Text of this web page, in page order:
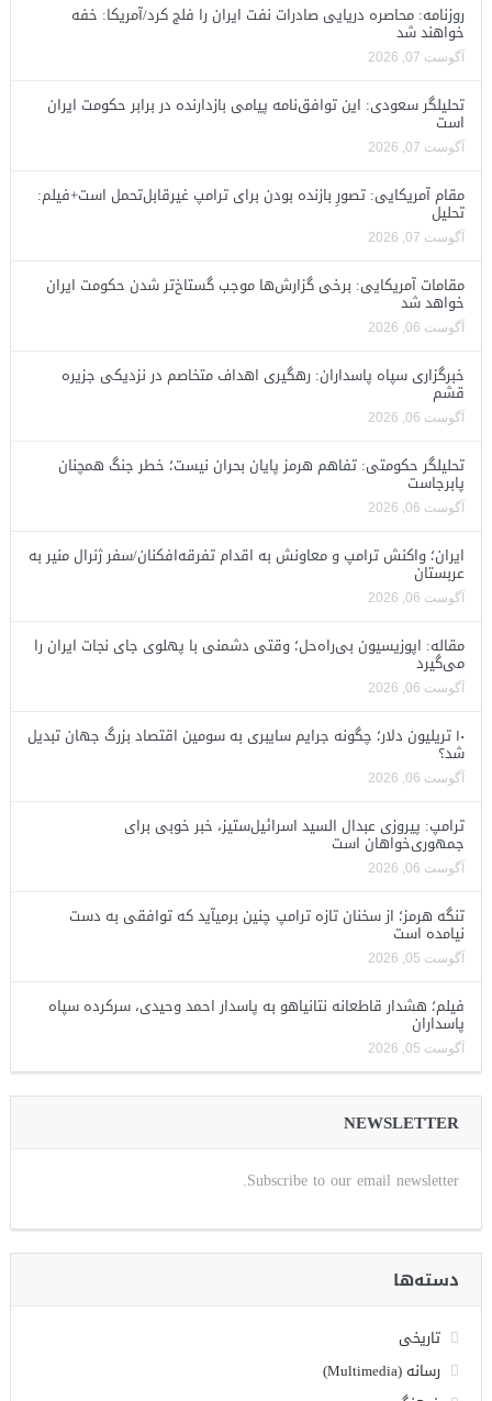
روزنامه: محاصره دریایی صادرات نفت ایران را فلج کرد/آمریکا: خفه
خواهند شد
آگوست 07, 2026
تحلیلگر سعودی: این توافق‌نامه پیامی بازدارنده در برابر حکومت ایران
است
آگوست 07, 2026
مقام آمریکایی: تصورِ بازنده بودن برای ترامپ غیرقابل‌تحمل است+فیلم:
تحلیل
آگوست 07, 2026
مقامات آمریکایی: برخی گزارش‌ها موجب گستاخ‌تر شدن حکومت ایران
خواهد شد
آگوست 06, 2026
خبرگزاری سپاه پاسداران: رهگیری اهداف متخاصم در نزدیکی جزیره
قشم
آگوست 06, 2026
تحلیلگر حکومتی: تفاهم هرمز پایان بحران نیست؛ خطر جنگ همچنان
پابرجاست
آگوست 06, 2026
ایران؛ واکنش ترامپ و معاونش به اقدام تفرقه‌افکنان/سفر ژنرال منیر به
عربستان
آگوست 06, 2026
مقاله: اپوزیسیون بی‌راه‌حل؛ وقتی دشمنی با پهلوی جای نجات ایران را
می‌گیرد
آگوست 06, 2026
۱۰ تریلیون دلار؛ چگونه جرایم سایبری به سومین اقتصاد بزرگ جهان تبدیل
شد؟
آگوست 06, 2026
ترامپ: پیروزی عبدال السید اسرائیل‌ستیز، خبر خوبی برای
جمهوری‌خواهان است
آگوست 06, 2026
تنگه هرمز؛ از سخنان تازه ترامپ چنین برمیآید که توافقی به دست
نیامده است
آگوست 05, 2026
فیلم؛ هشدار قاطعانه نتانیاهو به پاسدار احمد وحیدی، سرکرده سپاه
پاسداران
آگوست 05, 2026
NEWSLETTER
Subscribe to our email newsletter.
دسته‌ها
تاریخی
رسانه (Multimedia)